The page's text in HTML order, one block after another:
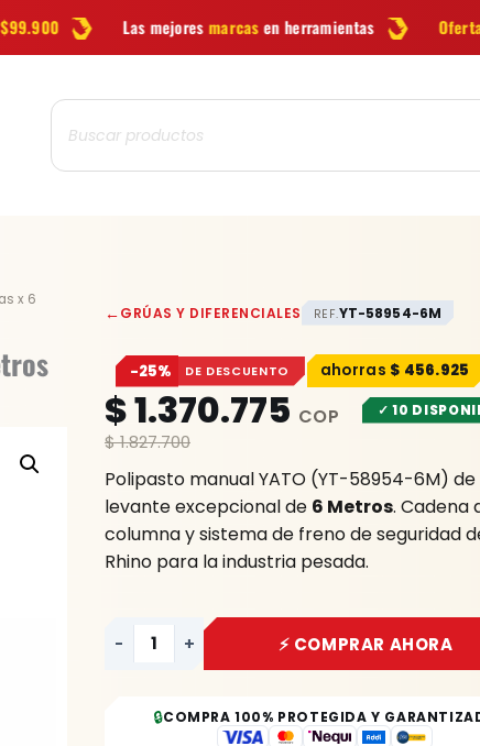
mejores marcas en herramientas Ofertasy novedades cada
Búsqueda
de
productos
x 6
←GRÚAS Y DIFERENCIALES REF.YT-58954-6M
−25% DE DESCUENTO $ 456.925
$1.827.700
$1.370.775 ✓ 10
Polipasto manual YATO (YT-58954-6M) de
levante excepcional de 6 Metros. Cadena
columna y sistema de freno de seguridad
Rhino para la industria pesada.
Polea
Diferencial
de
Cadena
3
Toneladas
6
Metros
YATO
cantidad
- + ⚡ COMPRAR AHORA
🔒COMPRA 100% PROTEGIDA Y